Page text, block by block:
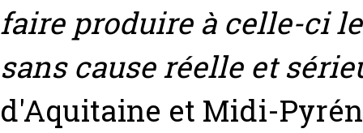
faire produire à celle-ci
sans cause réelle et
d'Aquitaine et Midi-